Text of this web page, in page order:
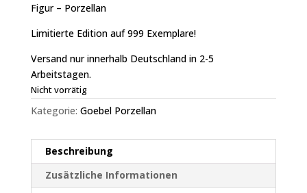
Figur – Porzellan
Limitierte Edition auf 999 Exemplare!
Versand nur innerhalb Deutschland in 2-5
Arbeitstagen.
Nicht vorrätig
Kategorie: Goebel Porzellan
Beschreibung
Zusätzliche Informationen